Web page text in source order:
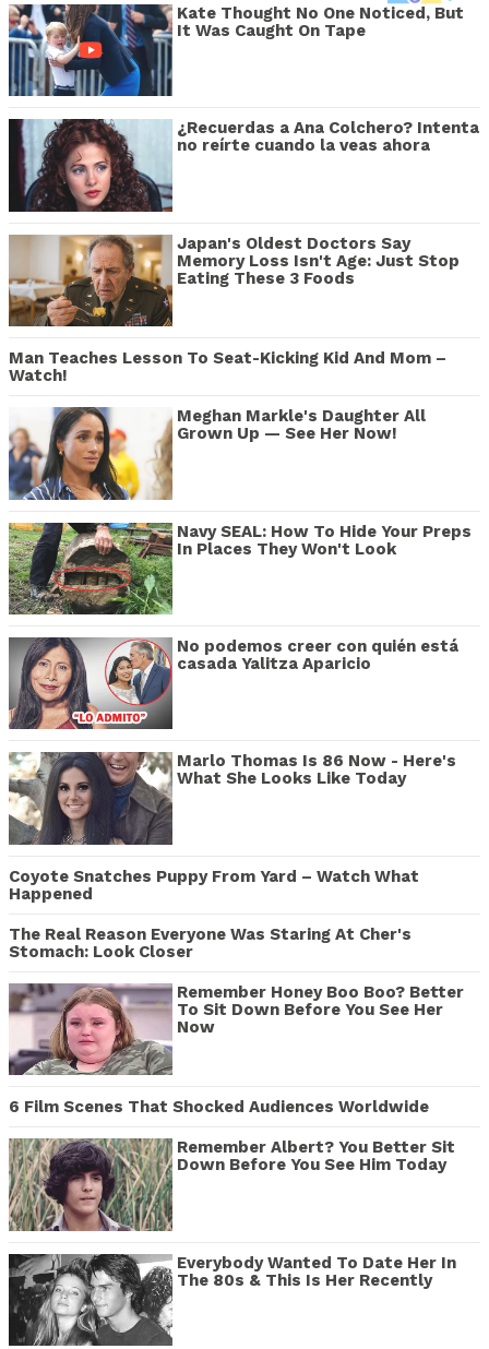
Kate Thought No One Noticed, But
It Was Caught On Tape
¿Recuerdas a Ana Colchero? Intenta
no reírte cuando la veas ahora
Japan's Oldest Doctors Say
Memory Loss Isn't Age: Just Stop
Eating These 3 Foods
Man Teaches Lesson To Seat-Kicking Kid And Mom –
Watch!
Meghan Markle's Daughter All
Grown Up — See Her Now!
Navy SEAL: How To Hide Your Preps
In Places They Won't Look
No podemos creer con quién está
casada Yalitza Aparicio
Marlo Thomas Is 86 Now - Here's
What She Looks Like Today
Coyote Snatches Puppy From Yard – Watch What
Happened
The Real Reason Everyone Was Staring At Cher's
Stomach: Look Closer
Remember Honey Boo Boo? Better
To Sit Down Before You See Her
Now
6 Film Scenes That Shocked Audiences Worldwide
Remember Albert? You Better Sit
Down Before You See Him Today
Everybody Wanted To Date Her In
The 80s & This Is Her Recently